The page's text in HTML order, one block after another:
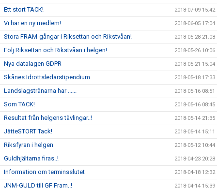
Ett stort TACK! 2018-07-09 15:42
Vi har en ny medlem! 2018-06-05 17:04
Stora FRAM-gångar i Riksettan och Rikstvåan! 2018-05-28 21:08
Följ Riksettan och Rikstvåan i helgen! 2018-05-26 10:06
Nya datalagen GDPR 2018-05-21 15:04
Skånes Idrottsledarstipendium 2018-05-18 17:33
Landslagstränarna har ...... 2018-05-16 08:51
Som TACK! 2018-05-16 08:45
Resultat från helgens tävlingar..! 2018-05-14 21:35
JätteSTORT Tack! 2018-05-14 15:11
Riksfyran i helgen 2018-05-12 10:44
Guldhjältarna firas..! 2018-04-23 20:28
Information om terminsslutet 2018-04-18 12:32
JNM-GULD till GF Fram..! 2018-04-14 15:39